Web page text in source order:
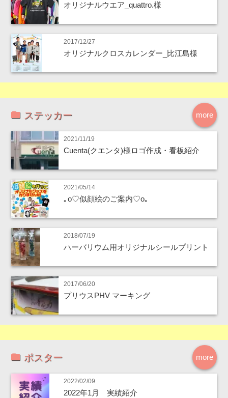
オリジナルウエア_quattro.様
2017/12/27
オリジナルクロスカレンダー_比江島様
more
ステッカー
2021/11/19
Cuenta(クエンタ)様ロゴ作成・看板紹介
2021/05/14
｡o♡似顔絵のご案内♡o｡
2018/07/19
ハーバリウム用オリジナルシールプリント
2017/06/20
プリウスPHV マーキング
more
ポスター
2022/02/09
2022年1月 実績紹介